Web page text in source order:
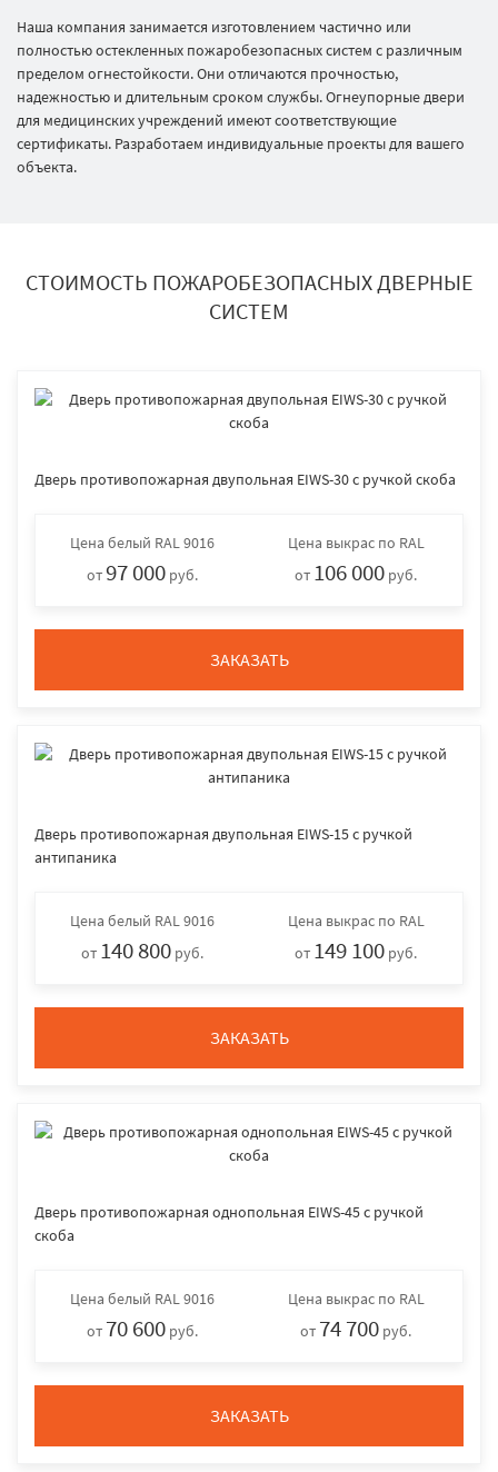
Наша компания занимается изготовлением частично или
полностью остекленных пожаробезопасных систем с различным
пределом огнестойкости. Они отличаются прочностью,
надежностью и длительным сроком службы. Огнеупорные двери
для медицинских учреждений имеют соответствующие
сертификаты. Разработаем индивидуальные проекты для вашего
объекта.
СТОИМОСТЬ ПОЖАРОБЕЗОПАСНЫХ ДВЕРНЫЕ
СИСТЕМ
Дверь противопожарная двупольная EIWS-30 с ручкой скоба
Цена белый RAL 9016
от97 000 руб.
Цена выкрас по RAL
от 106 000 руб.
ЗАКАЗАТЬ
Дверь противопожарная двупольная EIWS-15 с ручкой
антипаника
Цена белый RAL 9016
от 140 800 руб.
Цена выкрас по RAL
от 149 100 руб.
ЗАКАЗАТЬ
Дверь противопожарная однопольная EIWS-45 с ручкой
скоба
Цена белый RAL 9016
от 70 600 руб.
Цена выкрас по RAL
от 74 700 руб.
ЗАКАЗАТЬ